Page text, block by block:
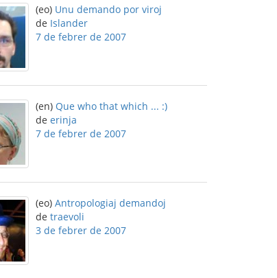
(eo) Unu demando por viroj
de Islander
7 de febrer de 2007
(en) Que who that which ... :)
de erinja
7 de febrer de 2007
(eo) Antropologiaj demandoj
de traevoli
3 de febrer de 2007